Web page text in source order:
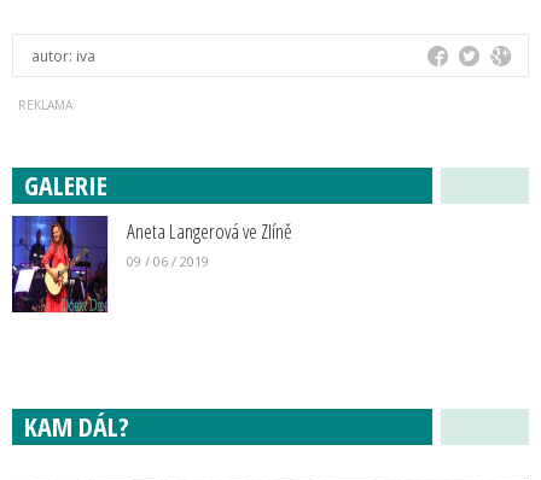
autor: iva
GALERIE
Aneta Langerová ve Zlíně
09 / 06 / 2019
KAM DÁL?